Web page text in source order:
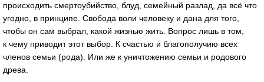
происходить смертоубийство, блуд, семейный разлад, да всё что
угодно, в принципе. Свобода воли человеку и дана для того,
чтобы он сам выбрал, какой жизнью жить. Вопрос лишь в том,
к чему приводит этот выбор. К счастью и благополучию всех
членов семьи (рода). Или же к уничтожению семьи и родового
древа.